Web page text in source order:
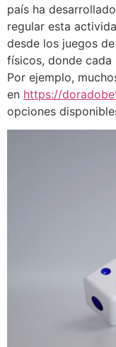
país ha
regular esta
desde los juegos
físicos, donde cada
Por ejemplo,
en https://
opciones